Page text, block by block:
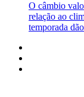
O câmbio
relação ao
temporada